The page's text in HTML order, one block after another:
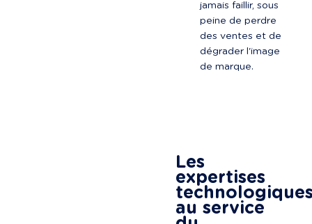
jamais faillir, sous
peine de perdre
des ventes et de
dégrader l'image
de marque.
Les
expertises
au service